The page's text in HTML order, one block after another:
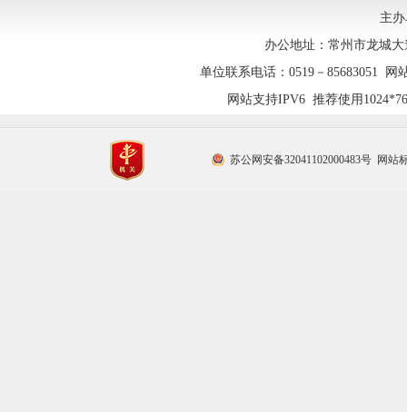
主
办公地址：常州市龙城大
单位联系电话：0519－85683051 网
网站支持IPV6 推荐使用
苏公网安备32041102000483号 网站